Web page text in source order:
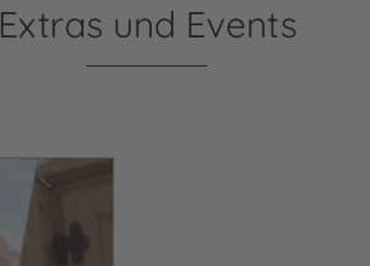
Extras und Events